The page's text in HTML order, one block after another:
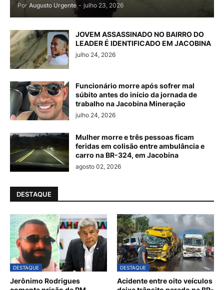
Por Augusto Urgente - julho 23, 2026
JOVEM ASSASSINADO NO BAIRRO DO
LEADER É IDENTIFICADO EM JACOBINA
julho 24, 2026
Funcionário morre após sofrer mal
súbito antes do início da jornada de
trabalho na Jacobina Mineração
julho 24, 2026
Mulher morre e três pessoas ficam
feridas em colisão entre ambulância e
carro na BR-324, em Jacobina
agosto 02, 2026
DESTAQUE
DESTAQUE
Jerônimo Rodrigues
DESTAQUE
Acidente entre oito veículos